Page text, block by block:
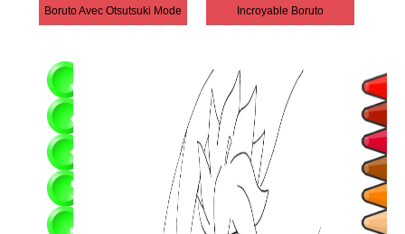
Boruto Avec Otsutsuki Mode Incroyable Boruto